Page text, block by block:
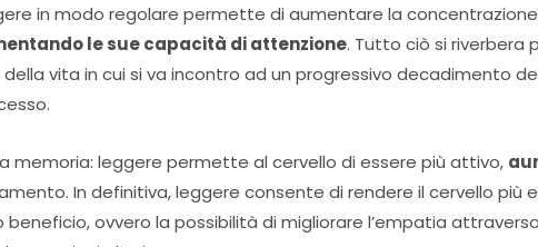
in modo regolare permette di aumentare la
le sue capacità di attenzione. Tutto ciò si riverbera
vita in cui si va incontro ad un progressivo decadimento
memoria: leggere permette al cervello di essere più attivo,
In definitiva, leggere consente di rendere il cervello più
ovvero la possibilità di migliorare l’empatia